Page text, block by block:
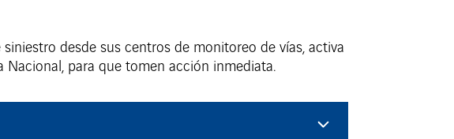
siniestro desde sus centros de monitoreo de vías, activa
para que tomen acción inmediata.